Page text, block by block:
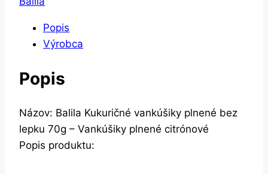
Popis
Výrobca
Popis
Názov: Balila Kukuričné vankúšiky plnené bez
lepku 70g – Vankúšiky plnené citrónové
Popis produktu: